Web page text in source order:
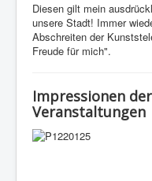
Diesen gilt mein
unsere Stadt! Immer
Abschreiten der
Freude für mich".
Impressionen
Veranstaltungen